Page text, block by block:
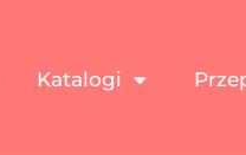
Katalogi